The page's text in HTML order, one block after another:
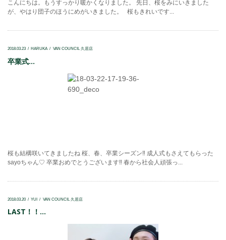
こんにちは。もうすっかり暖かくなりました。 先日、桜をみにいきました
が、やはり団子のほうにめがいきました。 桜もきれいです...
2018.03.23 HARUKA VAN COUNCIL 久居店
卒業式...
桜も結構咲いてきましたね 桜、春、卒業シーズン‼ 成人式もさえてもらった
sayoちゃん♡ 卒業おめでとうございます‼ 春から社会人頑張っ...
2018.03.20 YUI VAN COUNCIL 久居店
LAST！！...